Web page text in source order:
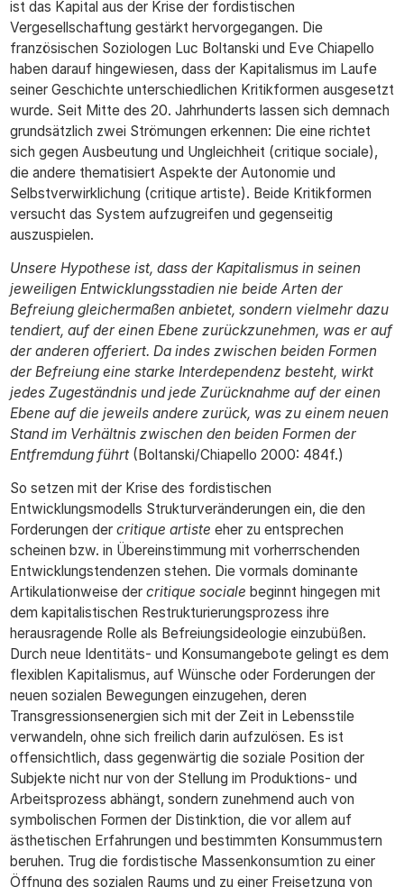
ist das Kapital aus der Krise der fordistischen
Vergesellschaftung gestärkt hervorgegangen. Die
französischen Soziologen Luc Boltanski und Eve Chiapello
haben darauf hingewiesen, dass der Kapitalismus im Laufe
seiner Geschichte unterschiedlichen Kritikformen ausgesetzt
wurde. Seit Mitte des 20. Jahrhunderts lassen sich demnach
grundsätzlich zwei Strömungen erkennen: Die eine richtet
sich gegen Ausbeutung und Ungleichheit (critique sociale),
die andere thematisiert Aspekte der Autonomie und
Selbstverwirklichung (critique artiste). Beide Kritikformen
versucht das System aufzugreifen und gegenseitig
auszuspielen.
Unsere Hypothese ist, dass der Kapitalismus in seinen
jeweiligen Entwicklungsstadien nie beide Arten der
Befreiung gleichermaßen anbietet, sondern vielmehr dazu
tendiert, auf der einen Ebene zurückzunehmen, was er auf
der anderen offeriert. Da indes zwischen beiden Formen
der Befreiung eine starke Interdependenz besteht, wirkt
jedes Zugeständnis und jede Zurücknahme auf der einen
Ebene auf die jeweils andere zurück, was zu einem neuen
Stand im Verhältnis zwischen den beiden Formen der
Entfremdung führt(Boltanski/Chiapello 2000: 484f.)
So setzen mit der Krise des fordistischen
Entwicklungsmodells Strukturveränderungen ein, die den
Forderungen der critique artiste eher zu entsprechen
scheinen bzw. in Übereinstimmung mit vorherrschenden
Entwicklungstendenzen stehen. Die vormals dominante
Artikulationweise der critique sociale beginnt hingegen mit
dem kapitalistischen Restrukturierungsprozess ihre
herausragende Rolle als Befreiungsideologie einzubüßen.
Durch neue Identitäts- und Konsumangebote gelingt es dem
flexiblen Kapitalismus, auf Wünsche oder Forderungen der
neuen sozialen Bewegungen einzugehen, deren
Transgressionsenergien sich mit der Zeit in Lebensstile
verwandeln, ohne sich freilich darin aufzulösen. Es ist
offensichtlich, dass gegenwärtig die soziale Position der
Subjekte nicht nur von der Stellung im Produktions- und
Arbeitsprozess abhängt, sondern zunehmend auch von
symbolischen Formen der Distinktion, die vor allem auf
ästhetischen Erfahrungen und bestimmten Konsummustern
beruhen. Trug die fordistische Massenkonsumtion zu einer
Öffnung des sozialen Raums und zu einer Freisetzung von